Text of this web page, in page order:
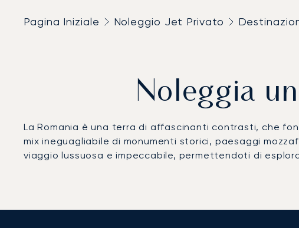
Pagina Iniziale Noleggio Jet Privato
Noleggia
La Romania è una terra di affascinanti contrasti, che
mix ineguagliabile di monumenti storici, paesaggi
viaggio lussuosa e impeccabile, permettendoti di